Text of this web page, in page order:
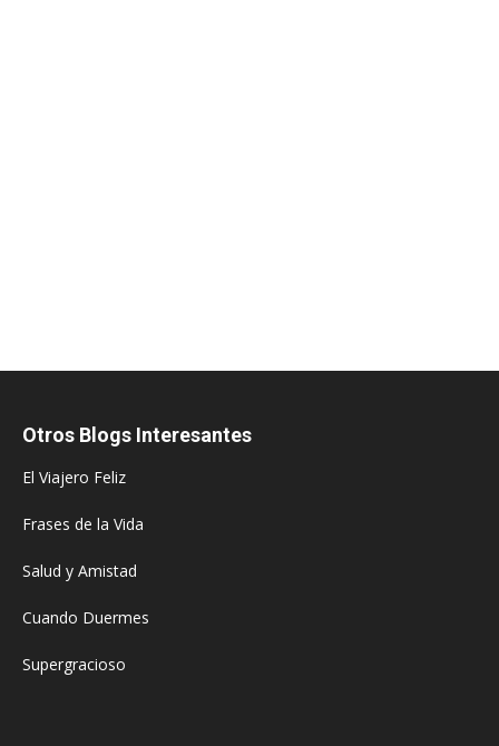
Otros Blogs Interesantes
El Viajero Feliz
Frases de la Vida
Salud y Amistad
Cuando Duermes
Supergracioso